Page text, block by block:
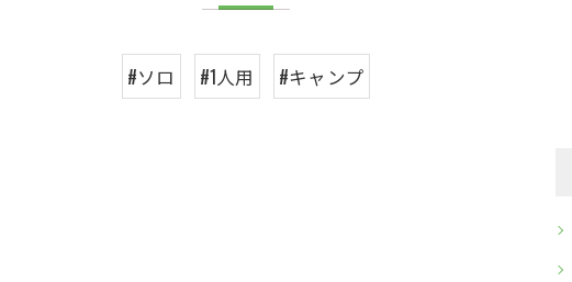
#ソロ #1人用 #キャンプ